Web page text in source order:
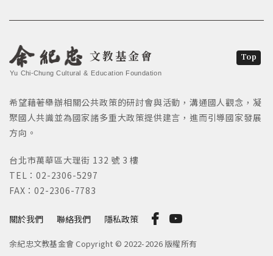
文教基金會
Yu Chi-Chung Cultural & Education Foundation
關於我們 聯絡我們 隱私政策
希望藉著舉辦相關公共政策的研討會與活動，溝通國人觀念，凝
聚國人共識並為國家諸多重大政策提供建言，進而引導國家發展
方向。
台北市萬華區大理街 132 號 3 樓
TEL：02-2306-5297
FAX：02-2306-7783
余紀忠文教基金會 Copyright © 2022-2026 版權所有
Top